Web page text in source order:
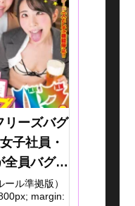
リーズバグ
子社員・
全員バグる
ル準拠版）
margin: